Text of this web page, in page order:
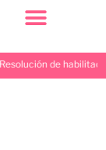
de